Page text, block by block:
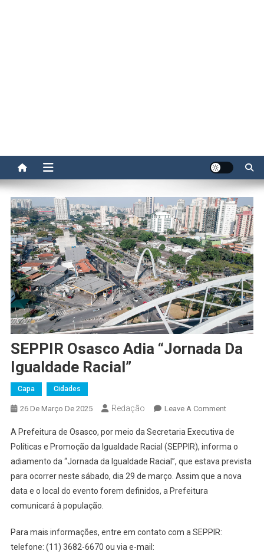
SEPPIR Osasco Adia “Jornada Da
Igualdade Racial”
Capa Cidades
26 De Março De 2025 Redação Leave A CommentOn
Osasco
Adia
“Jornada
Da
A Prefeitura de Osasco, por meio da Secretaria Executiva de
Políticas e Promoção da Igualdade Racial (SEPPIR), informa o
adiamento da “Jornada da Igualdade Racial”, que estava prevista
para ocorrer neste sábado, dia 29 de março. Assim que a nova
data e o local do evento forem definidos, a Prefeitura
comunicará à população.
Para mais informações, entre em contato com a SEPPIR:
telefone: (11) 3682-6670 ou via e-mail: